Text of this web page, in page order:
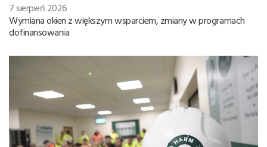
7 sierpień 2026
Wymiana okien z większym wsparciem, zmiany w programach
dofinansowania